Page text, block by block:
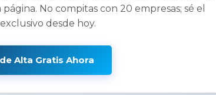
No compitas con 20 empresas; sé el
desde hoy.
Alta Gratis Ahora